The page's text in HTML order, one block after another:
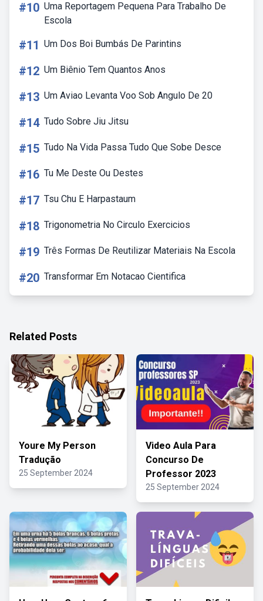
#10 Uma Reportagem Pequena Para Trabalho De
Escola
#11 Um Dos Boi Bumbás De Parintins
#12 Um Biênio Tem Quantos Anos
#13 Um Aviao Levanta Voo Sob Angulo De 20
#14 Tudo Sobre Jiu Jitsu
#15 Tudo Na Vida Passa Tudo Que Sobe Desce
#16 Tu Me Deste Ou Destes
#17 Tsu Chu E Harpastaum
#18 Trigonometria No Circulo Exercicios
#19 Três Formas De Reutilizar Materiais Na Escola
#20 Transformar Em Notacao Cientifica
Related Posts
Youre My Person
Tradução
25 September 2024
Video Aula Para
Concurso De
Professor 2023
25 September 2024